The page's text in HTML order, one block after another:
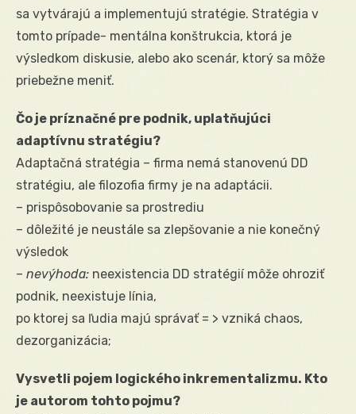
sa vytvárajú a implementujú stratégie. Stratégia v
tomto prípade- mentálna konštrukcia, ktorá je
výsledkom diskusie, alebo ako scenár, ktorý sa môže
priebežne meniť.
Čo je príznačné pre podnik, uplatňujúci
adaptívnu stratégiu?
Adaptačná stratégia – firma nemá stanovenú DD
stratégiu, ale filozofia firmy je na adaptácii.
– prispôsobovanie sa prostrediu
– dôležité je neustále sa zlepšovanie a nie konečný
výsledok
– nevýhoda: neexistencia DD stratégií môže ohroziť
podnik, neexistuje línia,
po ktorej sa ľudia majú správať = > vzniká chaos,
dezorganizácia;
Vysvetli pojem logického inkrementalizmu. Kto
je autorom tohto pojmu?